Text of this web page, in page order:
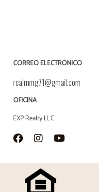
CORREO ELECTRÓNICO
realmmg71@gmail.com
OFICINA
EXP Realty LLC